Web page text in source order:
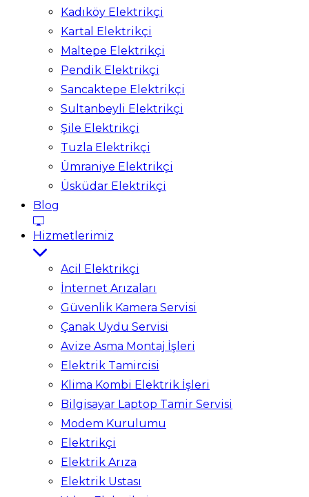
Kadıköy Elektrikçi
Kartal Elektrikçi
Maltepe Elektrikçi
Pendik Elektrikçi
Sancaktepe Elektrikçi
Sultanbeyli Elektrikçi
Şile Elektrikçi
Tuzla Elektrikçi
Ümraniye Elektrikçi
Üsküdar Elektrikçi
Blog
Hizmetlerimiz
Acil Elektrikçi
İnternet Arızaları
Güvenlik Kamera Servisi
Çanak Uydu Servisi
Avize Asma Montaj İşleri
Elektrik Tamircisi
Klima Kombi Elektrik İşleri
Bilgisayar Laptop Tamir Servisi
Modem Kurulumu
Elektrikçi
Elektrik Arıza
Elektrik Ustası